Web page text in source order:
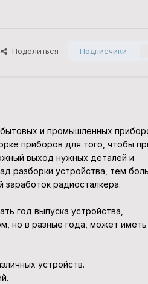
Поделиться Подписчики
и промышленных
приборов для того, чтобы
выход нужных деталей и
разборки устройства, тем
радиосталкера.
год выпуска устройства,
но в разные года, может иметь
устройств.